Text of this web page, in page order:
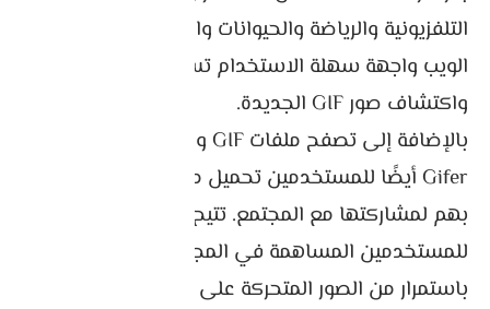
التلفزيونية والرياضة والحيوانات والمزيد. يقدم موقع
الويب واجهة سهلة الاستخدام تسهل التنقل
واكتشاف صور GIF الجديدة.
بالإضافة إلى تصفح ملفات GIF والبحث عنها، يتيح
بهم لمشاركتها مع المجتمع. تتيح هذه الميزة
للمستخدمين المساهمة في المجموعة المتزايدة
باستمرار من الصور المتحركة على النظام الأساسي.